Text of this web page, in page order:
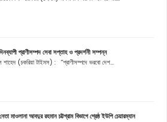
প্রাণীসম্পদ সেবা সপ্তাহ ও প্রদর্শনী সম্পন্ন
শাহেদ (চকরিয়া টাইমস) : “প্রাণীসম্পদে ভরবো দেশ...
মাওলানা আবদুর রহমান চট্টগ্রাম বিভাগে শ্রেষ্ঠ ইউপি চেয়ারম্যান